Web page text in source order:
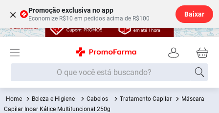
× Promoção exclusiva no app
Economize R$10 em pedidos acima de R$100
Baixar
O que você está buscando?
Beleza e Higiene Cabelos Tratamento Capilar
Máscara
Capilar Inoar Kálice Multifuncional 250g
Termos mais buscados